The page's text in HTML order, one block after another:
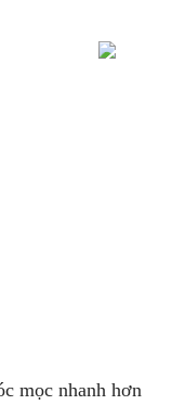
mọc nhanh hơn